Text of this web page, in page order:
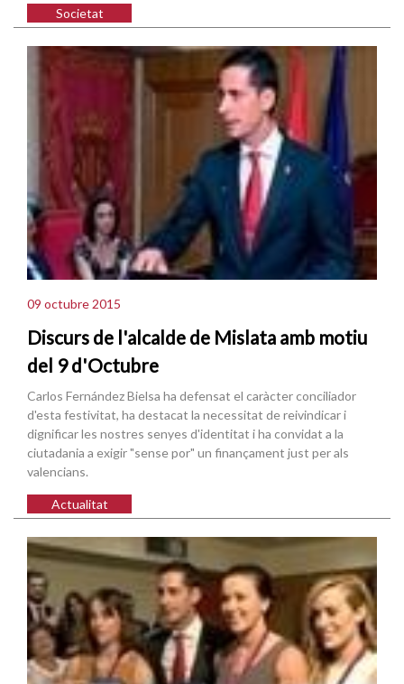
Societat
09 octubre 2015
Discurs de l'alcalde de Mislata amb motiu
del 9 d'Octubre
Carlos Fernández Bielsa ha defensat el caràcter conciliador
d'esta festivitat, ha destacat la necessitat de reivindicar i
dignificar les nostres senyes d'identitat i ha convidat a la
ciutadania a exigir "sense por" un finançament just per als
valencians.
Actualitat